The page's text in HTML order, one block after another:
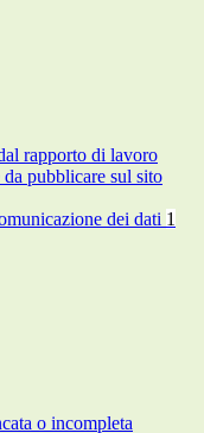
rapporto di lavoro
pubblicare sul sito
dei dati 1
o incompleta